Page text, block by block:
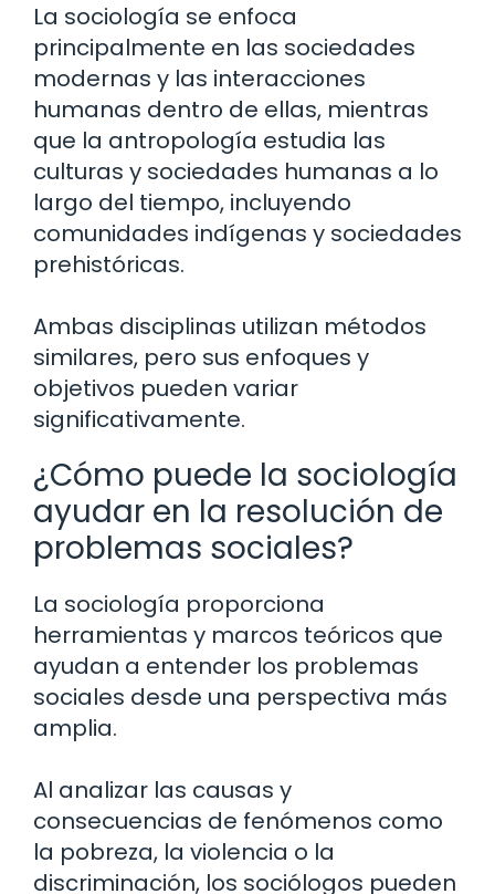
La sociología se enfoca
principalmente en las sociedades
modernas y las interacciones
humanas dentro de ellas, mientras
que la antropología estudia las
culturas y sociedades humanas a lo
largo del tiempo, incluyendo
comunidades indígenas y sociedades
prehistóricas.
Ambas disciplinas utilizan métodos
similares, pero sus enfoques y
objetivos pueden variar
significativamente.
¿Cómo puede la sociología
ayudar en la resolución de
problemas sociales?
La sociología proporciona
herramientas y marcos teóricos que
ayudan a entender los problemas
sociales desde una perspectiva más
amplia.
Al analizar las causas y
consecuencias de fenómenos como
la pobreza, la violencia o la
discriminación, los sociólogos pueden